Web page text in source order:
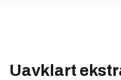
Uavklart